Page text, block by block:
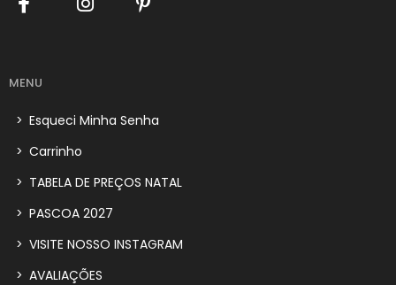
MENU
> Esqueci Minha Senha
> Carrinho
> TABELA DE PREÇOS NATAL
> PASCOA 2027
> VISITE NOSSO INSTAGRAM
> AVALIAÇÕES